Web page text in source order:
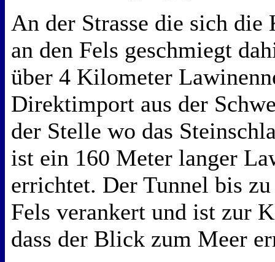
An der Strasse die sich die
an den Fels geschmiegt
über 4 Kilometer
Direktimport aus der
der Stelle wo das
ist ein 160 Meter langer
errichtet. Der Tunnel bis
Fels verankert und ist zur
dass der Blick zum Meer